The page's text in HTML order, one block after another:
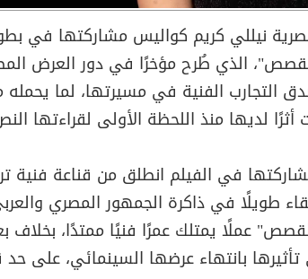
نيللي كريم كواليس مشاركتها في
الذي طُرح مؤخرًا في دور العرض
التجارب الفنية في مسيرتها، لما يحمله
لديها منذ اللحظة الأولى لقراءتها
في الفيلم انطلق من قناعة فنية
طويلًا في ذاكرة الجمهور المصري
عملًا يمتلك عمرًا فنيًا ممتدًا، بخلاف
تأثيرها بانتهاء عرضها السينمائي، على